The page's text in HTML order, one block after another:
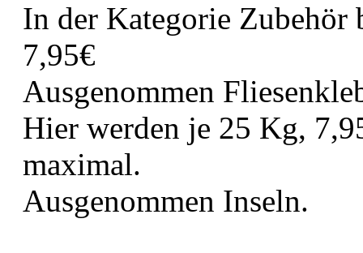
In der Kategorie Zubehör
7,95€
Ausgenommen
Hier werden je 25 Kg,
maximal.
Ausgenommen Inseln.